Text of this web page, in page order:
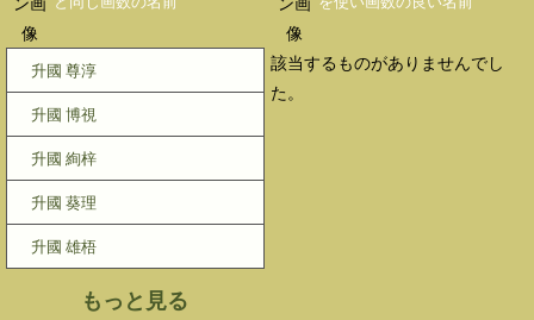
升國 尊淳
升國 博視
升國 絢梓
升國 葵理
升國 雄梧
もっと見る
該当するものがありませんでし
た。